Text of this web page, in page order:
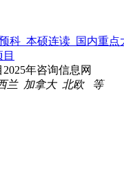
年咨询信息网
兰 加拿大 北欧 等